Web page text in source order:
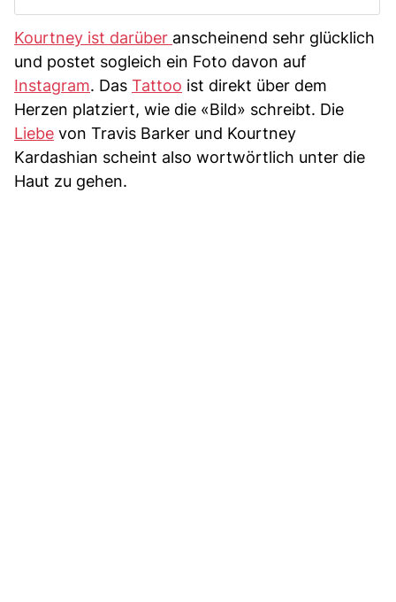
Kourtney ist darüber anscheinend sehr glücklich
und postet sogleich ein Foto davon auf
Instagram. Das Tattoo ist direkt über dem
Herzen platziert, wie die «Bild» schreibt. Die
Liebe von Travis Barker und Kourtney
Kardashian scheint also wortwörtlich unter die
Haut zu gehen.